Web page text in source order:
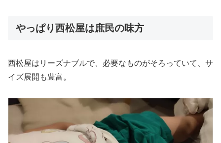
やっぱり西松屋は庶民の味方
西松屋はリーズナブルで、必要なものがそろっていて、サ
イズ展開も豊富。